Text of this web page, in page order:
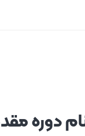
دوره